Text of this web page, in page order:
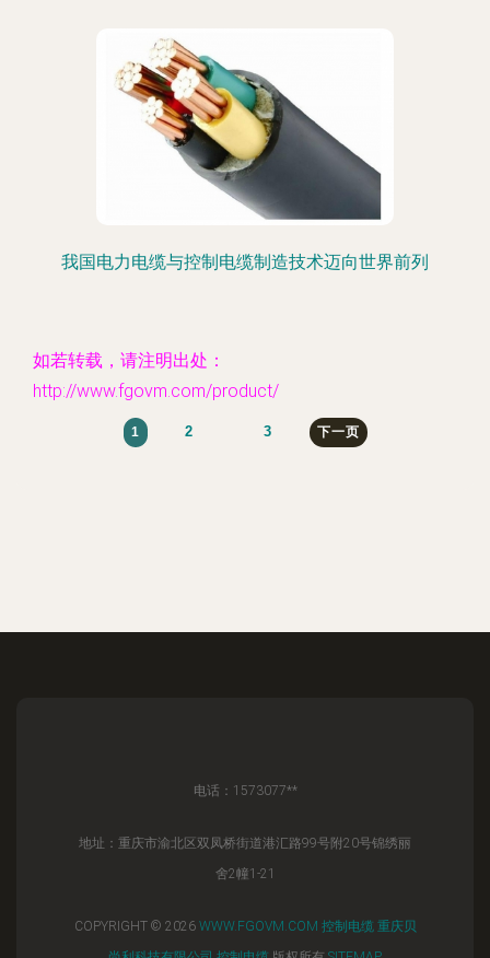
我国电力电缆与控制电缆制造技术迈向世界前列
如若转载，请注明出处：
http://www.fgovm.com/product/
1 2 3 下一页
电话：1573077**
地址：重庆市渝北区双凤桥街道港汇路99号附20号锦绣丽
舍2幢1-21
COPYRIGHT © 2026 WWW.FGOVM.COM 控制电缆 重庆贝